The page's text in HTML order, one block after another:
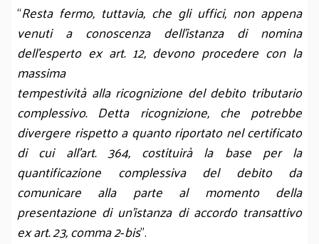
“Resta fermo, tuttavia, che gli uffici, non appena
venuti a conoscenza dell’istanza di nomina
dell’esperto ex art. 12, devono procedere con la
massima
tempestività alla ricognizione del debito tributario
complessivo. Detta ricognizione, che potrebbe
divergere rispetto a quanto riportato nel certificato
di cui all’art. 364, costituirà la base per la
quantificazione complessiva del debito da
comunicare alla parte al momento della
presentazione di un’istanza di accordo transattivo
ex art. 23, comma 2‑bis”.